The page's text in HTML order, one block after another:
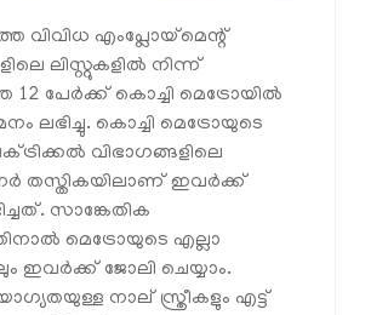
വിവിധ എംപ്ലോയ്മെന്റ്
ലിസ്റ്റുകളിൽ നിന്ന്
12 പേർക്ക് കൊച്ചി മെട്രോയിൽ
ലഭിച്ചു. കൊച്ചി മെട്രോയുടെ
വിഭാഗങ്ങളിലെ
തസ്തികയിലാണ് ഇവർക്ക്
സാങ്കേതിക
മെട്രോയുടെ എല്ലാ
ഇവർക്ക് ജോലി ചെയ്യാം.
നാല് സ്ത്രീകളും എട്ട്